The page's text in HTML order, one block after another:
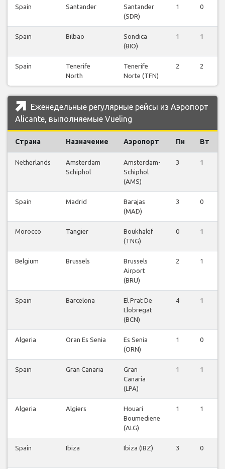
Spain Santander
Santander
(SDR)
1 0
Spain Bilbao
Sondica
(BIO)
1 1
Spain
Tenerife
North
Tenerife
Norte (TFN)
2 2
Еженедельные регулярные рейсы из Аэропорт
Alicante, выполняемые Vueling
Страна Назначение Аэропорт Пн Вт
Netherlands
Amsterdam
Schiphol
Amsterdam-
Schiphol
(AMS)
3 1
Spain Madrid
Barajas
(MAD)
3 0
Morocco Tangier
Boukhalef
(TNG)
0 1
Belgium Brussels
Brussels
Airport
(BRU)
2 1
Spain Barcelona
El Prat De
Llobregat
(BCN)
4 1
Algeria Oran Es Senia
Es Senia
(ORN)
1 0
Spain Gran Canaria
Gran
Canaria
(LPA)
1 1
Algeria Algiers
Houari
Boumediene
(ALG)
1 1
Spain Ibiza Ibiza (IBZ) 3 0